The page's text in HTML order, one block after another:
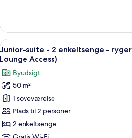
smoking
Suite
Double
Non-
smoking
Indlæs
alle
billeder
af
Junior-
suite
-
2
enkeltsenge
Et
8
Junior-suite - 2 enkeltsenge -
Lounge Access)
Byudsigt
50 m²
1 soveværelse
Plads til 2 personer
2 enkeltsenge